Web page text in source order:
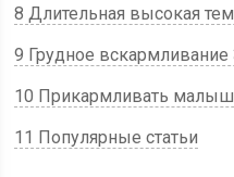
8 Длительная высокая
9 Грудное
10 Прикармливать
11 Популярные статьи